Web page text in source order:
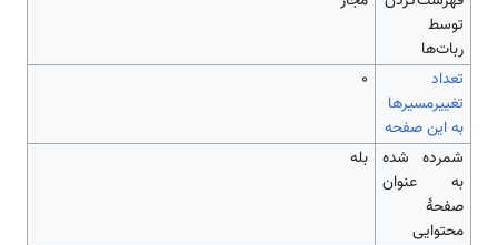
توسط
ربات‌ها
تعداد
تغییرمسیرها
به این صفحه
۰
شمرده شده
به عنوان
صفحهٔ
محتوایی
بله